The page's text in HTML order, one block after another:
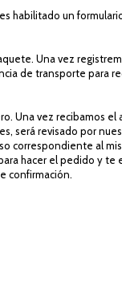
habilitado un
Una vez
de transporte para
Una vez recibamos el
será revisado por
correspondiente al
hacer el pedido y te
confirmación.